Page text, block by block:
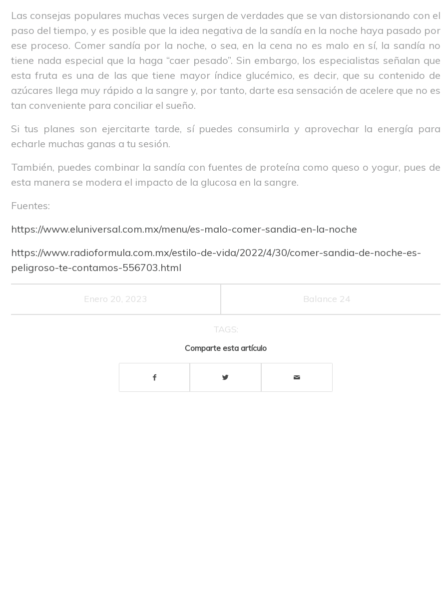
Las consejas populares muchas veces surgen de verdades que se van distorsionando con el
paso del tiempo, y es posible que la idea negativa de la sandía en la noche haya pasado por
ese proceso. Comer sandía por la noche, o sea, en la cena no es malo en sí, la sandía no
tiene nada especial que la haga “caer pesado”. Sin embargo, los especialistas señalan que
esta fruta es una de las que tiene mayor índice glucémico, es decir, que su contenido de
azúcares llega muy rápido a la sangre y, por tanto, darte esa sensación de acelere que no es
tan conveniente para conciliar el sueño.
Si tus planes son ejercitarte tarde, sí puedes consumirla y aprovechar la energía para
echarle muchas ganas a tu sesión.
También, puedes combinar la sandía con fuentes de proteína como queso o yogur, pues de
esta manera se modera el impacto de la glucosa en la sangre.
Fuentes:
https://www.eluniversal.com.mx/menu/es-malo-comer-sandia-en-la-noche
https://www.radioformula.com.mx/estilo-de-vida/2022/4/30/comer-sandia-de-noche-es-
peligroso-te-contamos-556703.html
Enero 20, 2023 Balance 24
TAGS:
Comparte esta artículo